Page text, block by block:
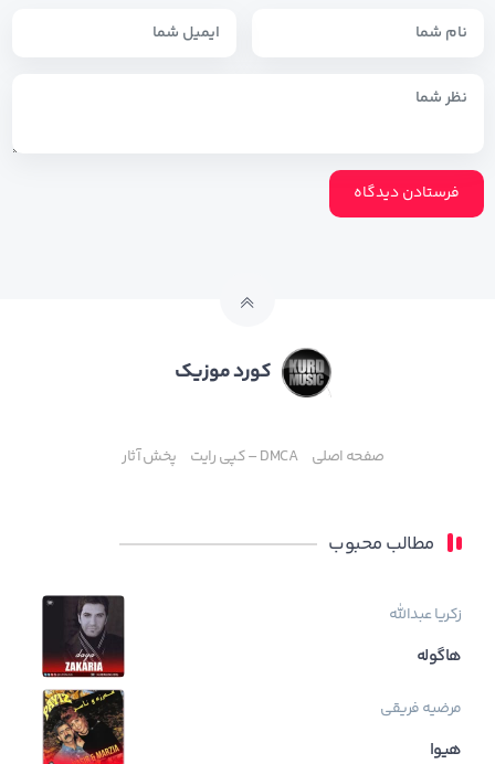
کورد موزیک
صفحه اصلی DMCA – کپی رایت پخش آثار
مطالب محبوب
زکریا عبدالله
هاگوله
مرضیه فریقی
هیوا